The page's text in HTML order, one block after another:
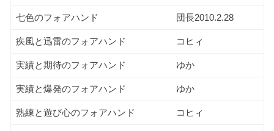
七色のフォアハンド 団長2010.2.28
疾風と迅雷のフォアハンド コヒィ
実績と期待のフォアハンド ゆか
実績と爆発のフォアハンド ゆか
熟練と遊び心のフォアハンド コヒィ